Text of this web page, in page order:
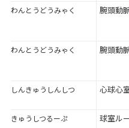
わんとうどうみゃく 腕頭動
わんとうどうみゃく 腕頭動
しんきゅうしんしつ 心球心
きゅうしつるーぷ 球室ル